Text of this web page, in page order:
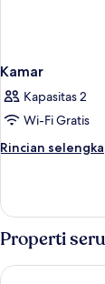
Kamar
Kapasitas 2
Wi-Fi Gratis
Rincian
Rincian
Kamar
Properti
Front One